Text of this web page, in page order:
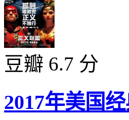
豆瓣 6.7 分
2017年美国